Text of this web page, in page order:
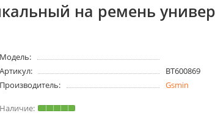
на ремень
Модель:
Артикул:
BT600869
Производитель:
Gsmin